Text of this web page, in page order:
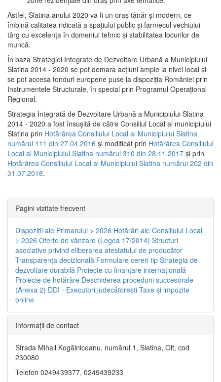
Astfel, Slatina anului 2020 va fi un oraş tânăr şi modern, ce
îmbină calitatea ridicată a spaţiului public şi farmecul vechiului
târg cu excelenţa în domeniul tehnic şi stabilitatea locurilor de
muncă.
În baza Strategiei Integrate de Dezvoltare Urbană a Municipiului
Slatina 2014 - 2020 se pot demara acţiuni ample la nivel local şi
se pot accesa fonduri europene puse la dispoziţia României prin
Instrumentele Structurale, în special prin Programul Operațional
Regional.
Strategia Integrată de Dezvoltare Urbană a Municipiului Slatina
2014 - 2020 a fost însuşită de către Consiliul Local al municipiului
Slatina prin Hotărârea Consiliului Local al Municipiului Slatina
numărul 111 din 27.04.2016 și modificat prin Hotărârea Consiliului
Local al Municipiului Slatina numărul 310 din 28.11.2017 și prin
Hotărârea Consiliului Local al Municipiului Slatina numărul 202 din
31.07.2018.
Pagini vizitate frecvent
Dispoziţii ale Primarului > 2026 Hotărâri ale Consiliului Local
> 2026 Oferte de vânzare (Legea 17/2014) Structuri
asociative privind eliberarea atestatului de producător
Transparenţa decizională Formulare cereri tip Strategia de
dezvoltare durabilă Proiecte cu finanţare internaţională
Proiecte de hotărâre Deschiderea procedurii succesorale
(Anexa 2) DDI - Executori judecătorești Taxe şi impozite
online
Informaţii de contact
Strada Mihail Kogălniceanu, numărul 1, Slatina, Olt, cod
230080
Telefon 0249439377, 0249439233